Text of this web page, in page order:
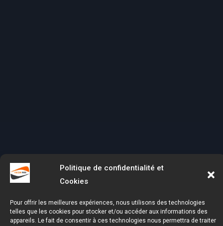
Politique de confidentialité et
Cookies
Pour offrir les meilleures expériences, nous utilisons des technologies
telles que les cookies pour stocker et/ou accéder aux informations des
appareils. Le fait de consentir à ces technologies nous permettra de traiter